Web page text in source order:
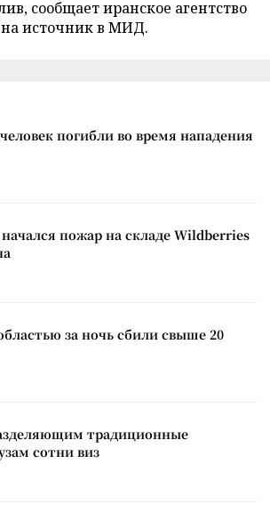
сообщает иранское агентство
на источник в МИД.
погибли во время нападения
пожар на складе Wildberries
за ночь сбили свыше 20
традиционные
сотни виз